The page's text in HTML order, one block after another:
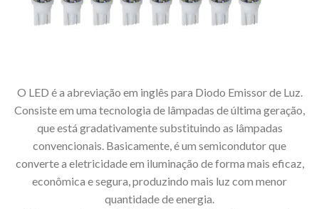
O LED é a abreviação em inglês para Diodo Emissor de Luz.
Consiste em uma tecnologia de lâmpadas de última geração,
que está gradativamente substituindo as lâmpadas
convencionais. Basicamente, é um semicondutor que
converte a eletricidade em iluminação de forma mais eficaz,
econômica e segura, produzindo mais luz com menor
quantidade de energia.